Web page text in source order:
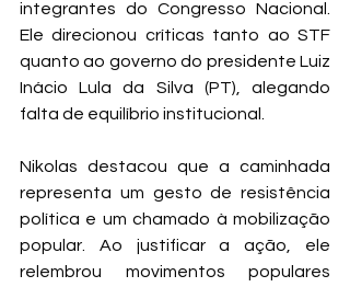
integrantes do Congresso Nacional.
Ele direcionou críticas tanto ao STF
quanto ao governo do presidente Luiz
Inácio Lula da Silva (PT), alegando
falta de equilíbrio institucional.
Nikolas destacou que a caminhada
representa um gesto de resistência
política e um chamado à mobilização
popular. Ao justificar a ação, ele
relembrou movimentos populares